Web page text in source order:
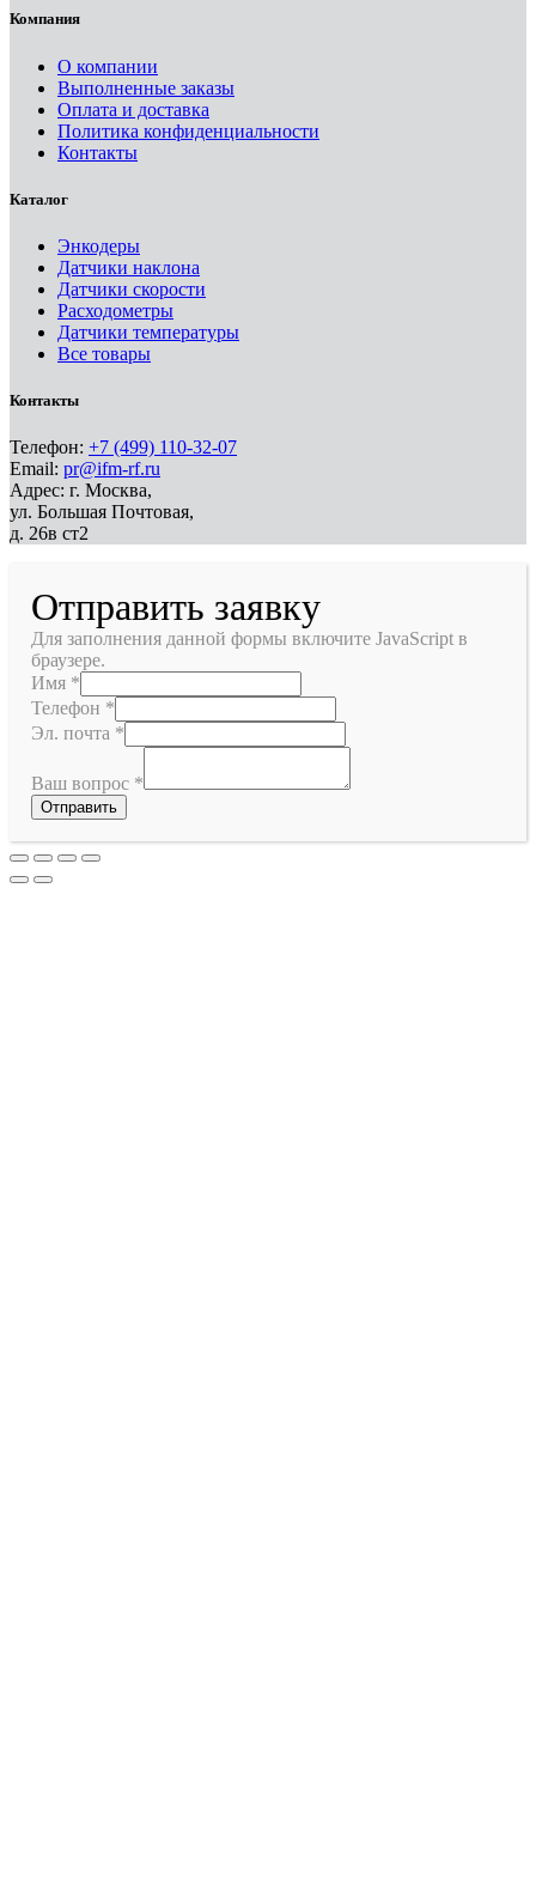
Компания
О компании
Выполненные заказы
Оплата и доставка
Политика конфиденциальности
Контакты
Каталог
Энкодеры
Датчики наклона
Датчики скорости
Расходометры
Датчики температуры
Все товары
Контакты
Телефон: +7 (499) 110-32-07
Email: pr@ifm-rf.ru
Адрес: г. Москва,
ул. Большая Почтовая,
д. 26в ст2
Отправить заявку
Для заполнения данной формы включите JavaScript в
браузере.
Имя *
Телефон *
Эл. почта *
Ваш вопрос *
Отправить